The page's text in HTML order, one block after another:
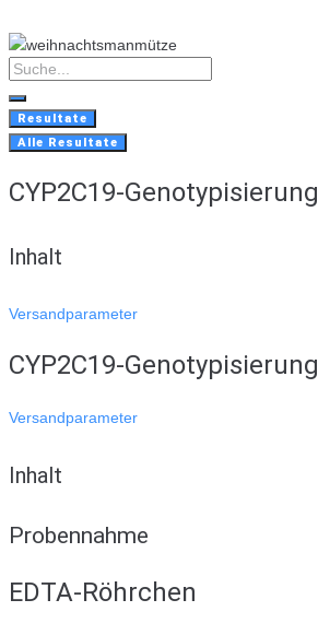
to
content
Search
...
Resultate
Alle Resultate
CYP2C19-Genotypisierung
Inhalt
Versandparameter
CYP2C19-Genotypisierung
Versandparameter
Inhalt
Probennahme
EDTA-Röhrchen